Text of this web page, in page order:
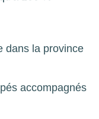
dans la province
accompagnés